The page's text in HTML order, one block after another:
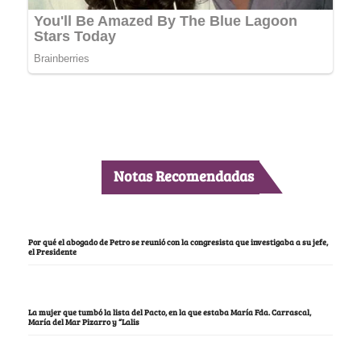
Notas Recomendadas
Por qué el abogado de Petro se reunió con la congresista que investigaba a su jefe,
el Presidente
La mujer que tumbó la lista del Pacto, en la que estaba María Fda. Carrascal,
María del Mar Pizarro y “Lalis